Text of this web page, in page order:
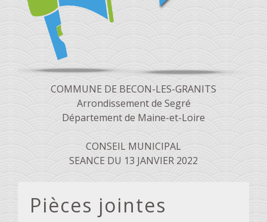
COMMUNE DE BECON-LES-GRANITS
Arrondissement de Segré
Département de Maine-et-Loire
CONSEIL MUNICIPAL
SEANCE DU 13 JANVIER 2022
Pièces jointes